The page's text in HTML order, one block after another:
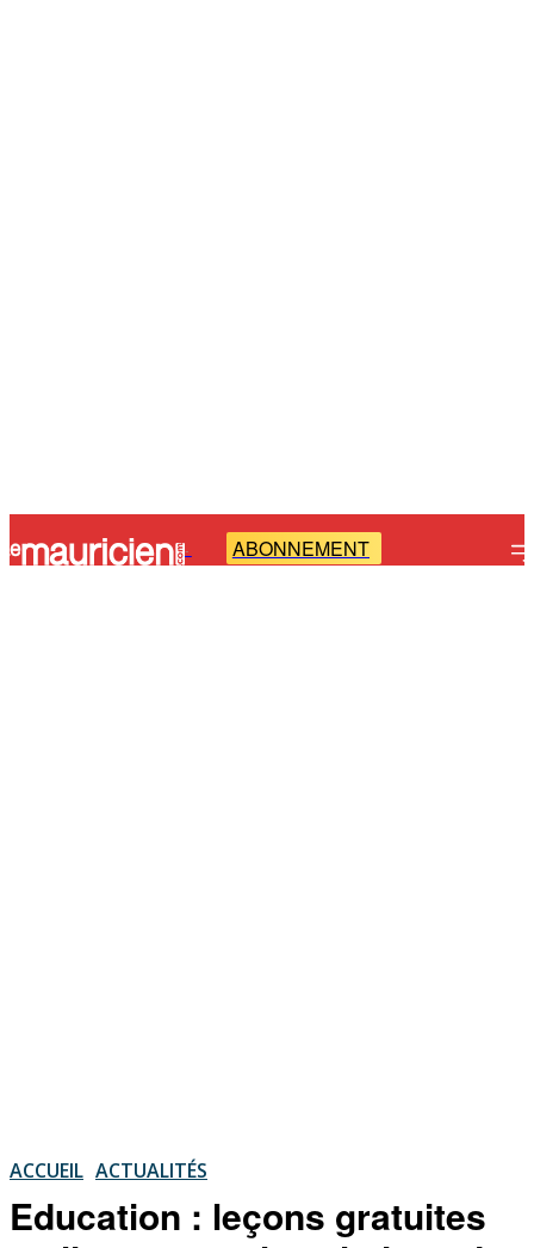
- ABONNEMENT
ACCUEIL ACTUALITÉS
Education : leçons gratuites